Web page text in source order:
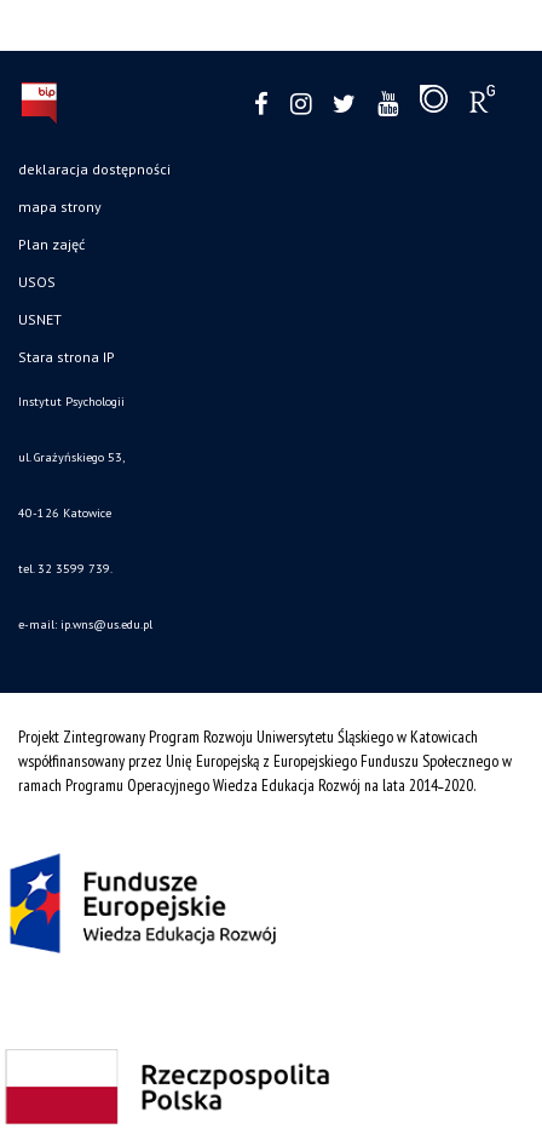
deklaracja dostępności
mapa strony
Plan zajęć
USOS
USNET
Stara strona IP
Instytut Psychologii
ul. Grażyńskiego 53,
40-126 Katowice
tel. 32 3599 739.
e-mail: ip.wns@us.edu.pl
Projekt Zintegrowany Program Rozwoju Uniwersytetu Śląskiego w Katowicach
współfinansowany przez Unię Europejską z Europejskiego Funduszu Społecznego w
ramach Programu Operacyjnego Wiedza Edukacja Rozwój na lata 2014˗2020.